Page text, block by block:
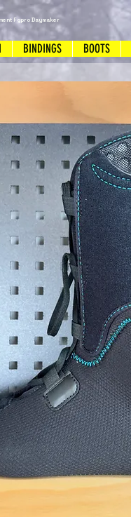
Fgpro Daymaker
BINDINGS BOOTS